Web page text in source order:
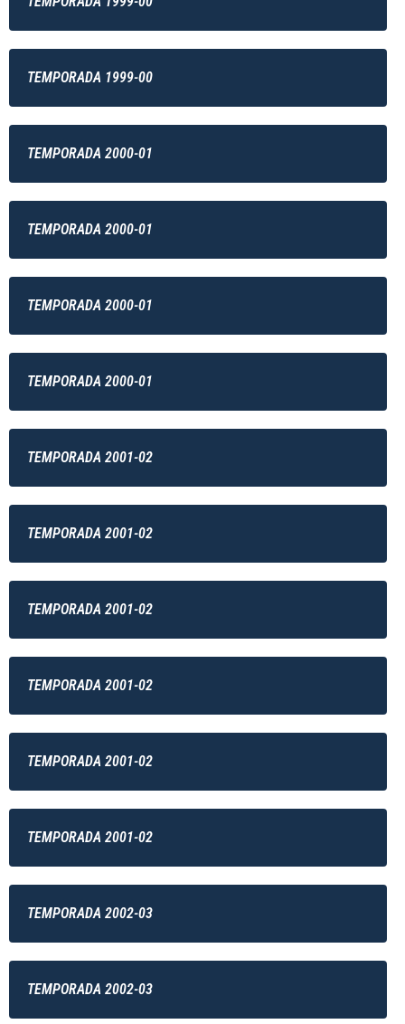
TEMPORADA 1999-00
TEMPORADA 2000-01
TEMPORADA 2000-01
TEMPORADA 2000-01
TEMPORADA 2000-01
TEMPORADA 2001-02
TEMPORADA 2001-02
TEMPORADA 2001-02
TEMPORADA 2001-02
TEMPORADA 2001-02
TEMPORADA 2001-02
TEMPORADA 2002-03
TEMPORADA 2002-03